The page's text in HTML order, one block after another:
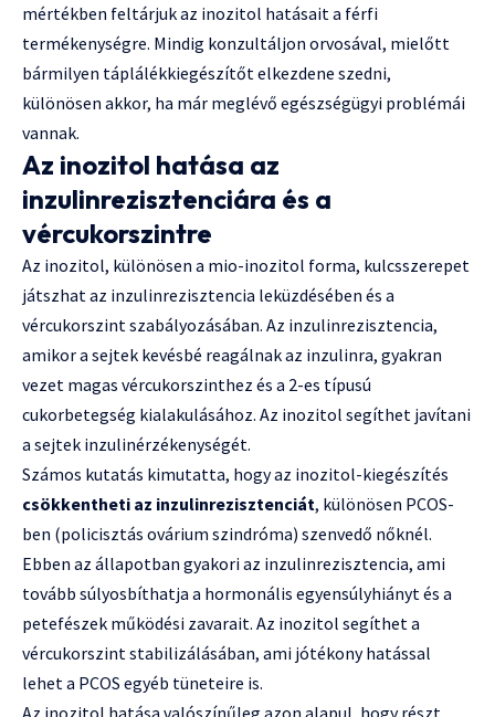
mértékben feltárjuk az inozitol hatásait a férfi
termékenységre. Mindig konzultáljon orvosával, mielőtt
bármilyen táplálékkiegészítőt elkezdene szedni,
különösen akkor, ha már meglévő egészségügyi problémái
vannak.
Az inozitol hatása az
inzulinrezisztenciára és a
vércukorszintre
Az inozitol, különösen a mio-inozitol forma, kulcsszerepet
játszhat az inzulinrezisztencia leküzdésében és a
vércukorszint szabályozásában. Az inzulinrezisztencia,
amikor a sejtek kevésbé reagálnak az inzulinra, gyakran
vezet magas vércukorszinthez és a 2-es típusú
cukorbetegség kialakulásához. Az inozitol segíthet javítani
a sejtek inzulinérzékenységét.
Számos kutatás kimutatta, hogy az inozitol-kiegészítés
csökkentheti az inzulinrezisztenciát, különösen PCOS-
ben (policisztás ovárium szindróma) szenvedő nőknél.
Ebben az állapotban gyakori az inzulinrezisztencia, ami
tovább súlyosbíthatja a hormonális egyensúlyhiányt és a
petefészek működési zavarait. Az inozitol segíthet a
vércukorszint stabilizálásában, ami jótékony hatással
lehet a PCOS egyéb tüneteire is.
Az inozitol hatása valószínűleg azon alapul, hogy részt